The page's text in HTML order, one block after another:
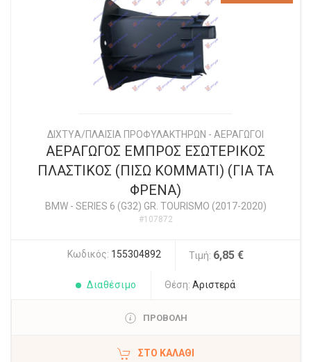
ΔΙΧΤYΑ/ΠΛΑΙΣΙΑ ΠΡΟΦΥΛΑΚΤΗΡΩΝ - ΑΕΡΑΓΩΓΟΙ
ΑΕΡΑΓΩΓΟΣ ΕΜΠΡΟΣ ΕΣΩΤΕΡΙΚΟΣ
ΠΛΑΣΤΙΚΟΣ (ΠΙΣΩ ΚΟΜΜΑΤΙ) (ΓΙΑ ΤΑ
ΦΡΕΝΑ)
BMW- SERIES 6 (G32) GR. TOURISMO (2017-2020)
#107872
Κωδικός: 155304892 Τιμή: 6,85 €
Διαθέσιμο Θέση: Αριστερά
ΠΡΟΒΟΛΗ
ΣΤΟ ΚΑΛΆΘΙ